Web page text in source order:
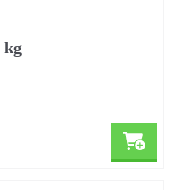
kg